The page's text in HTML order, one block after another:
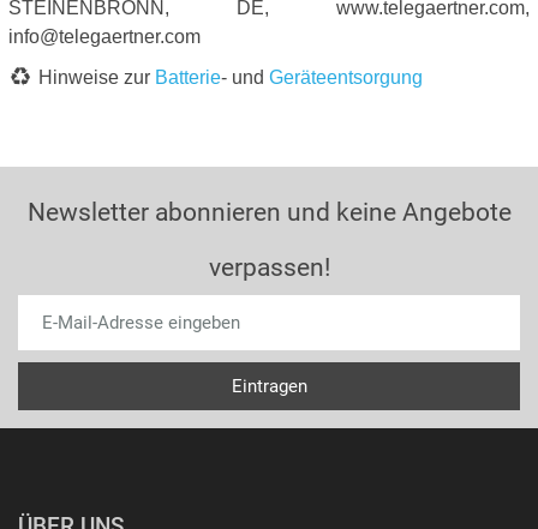
STEINENBRONN, DE, www.telegaertner.com,
info@telegaertner.com
Hinweise zur Batterie- und Geräteentsorgung
Newsletter abonnieren und keine Angebote
verpassen!